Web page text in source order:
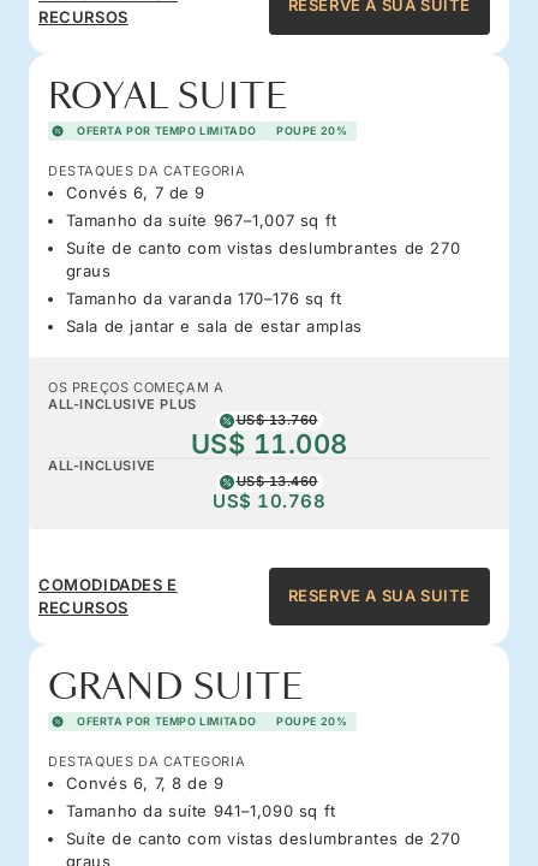
RECURSOS
RESERVE A SUA SUITE
ROYAL SUITE
OFERTA POR TEMPO LIMITADO POUPE 20%
DESTAQUES DA CATEGORIA
Convés 6, 7 de 9
Tamanho da suíte 967–1,007 sq ft
Suíte de canto com vistas deslumbrantes de 270
graus
Tamanho da varanda 170–176 sq ft
Sala de jantar e sala de estar amplas
OS PREÇOS COMEÇAM A
ALL-INCLUSIVE PLUS
US$ 13.760
US$ 11.008
ALL-INCLUSIVE
US$ 13.460
US$ 10.768
COMODIDADES E
RECURSOS
RESERVE A SUA SUITE
GRAND SUITE
OFERTA POR TEMPO LIMITADO POUPE 20%
DESTAQUES DA CATEGORIA
Convés 6, 7, 8 de 9
Tamanho da suíte 941–1,090 sq ft
Suíte de canto com vistas deslumbrantes de 270
graus